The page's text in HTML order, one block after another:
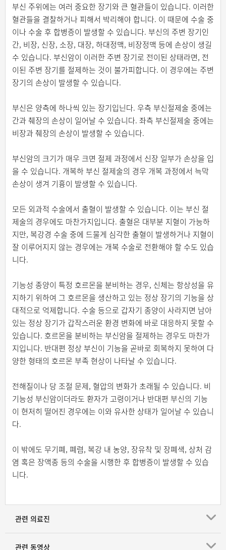
부신 주위에는 여러 중요한 장기와 큰 혈관들이 있습니다. 이러한
혈관들을 결찰하거나 피해서 박리해야 합니다. 이 때문에 수술 중
이나 수술 후 합병증이 발생할 수 있습니다. 부신의 주변 장기인
간, 비장, 신장, 소장, 대장, 하대정맥, 비장정맥 등에 손상이 생길
수 있습니다. 부신암이 이러한 주변 장기로 전이된 상태라면, 전
이된 주변 장기를 절제하는 것이 불가피합니다. 이 경우에는 주변
장기의 손상이 발생할 수 있습니다.
부신은 양측에 하나씩 있는 장기입닌다. 우측 부신절제술 중에는
간과 췌장의 손상이 일어날 수 있습니다. 좌측 부신절제술 중에는
비장과 췌장의 손상이 발생할 수 있습니다.
부신암의 크기가 매우 크면 절제 과정에서 신장 일부가 손상을 입
을 수 있습니다. 개복하 부신 절제술의 경우 개복 과정에서 늑막
손상이 생겨 기흉이 발생할 수 있습니다.
모든 외과적 수술에서 출혈이 발생할 수 있습니다. 이는 부신 절
제술의 경우에도 마찬가지입니다. 출혈은 대부분 지혈이 가능하
지만, 복강경 수술 중에 드물게 심각한 출혈이 발생하거나 지혈이
잘 이루어지지 않는 경우에는 개복 수술로 전환해야 할 수도 있습
니다.
기능성 종양이 특정 호르몬을 분비하는 경우, 신체는 항상성을 유
지하기 위하여 그 호르몬을 생산하고 있는 정상 장기의 기능을 상
대적으로 억제합니다. 수술 등으로 갑자기 종양이 사라지면 남아
있는 정상 장기가 갑작스러운 환경 변화에 바로 대응하지 못할 수
있습니다. 호르몬을 분비하는 부신암을 절제하는 경우도 마찬가
지입니다. 반대편 정상 부신이 기능을 곧바로 회복하지 못하여 다
양한 형태의 호르몬 부족 현상이 나타날 수 있습니다.
전해질이나 당 조절 문제, 혈압의 변화가 초래될 수 있습니다. 비
기능성 부신암이더라도 환자가 고령이거나 반대편 부신의 기능
이 현저히 떨어진 경우에는 이와 유사한 상태가 일어날 수 있습니
다.
이 밖에도 무기폐, 폐렴, 복강 내 농양, 장유착 및 장폐색, 상처 감
염 혹은 장액종 등의 수술을 시행한 후 합병증이 발생할 수 있습
니다.
관련 의료진
관련 동영상